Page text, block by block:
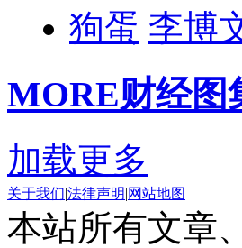
狗蛋 李博
MORE财经图
加载更多
关于我们|法律声明|网站地图
本站所有文章